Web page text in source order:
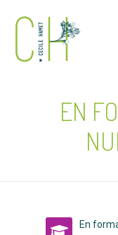
EN
En